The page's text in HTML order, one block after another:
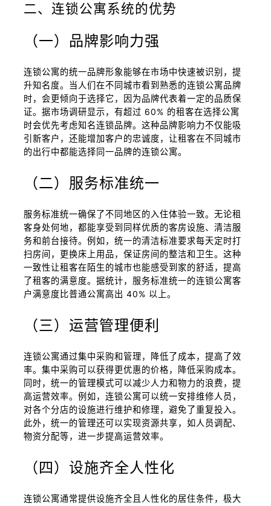
二、连锁公寓系统的优势
（一）品牌影响力强
连锁公寓的统一品牌形象能够在市场中快速被识别，提
升知名度。当人们在不同城市看到熟悉的连锁公寓品牌
时，会更倾向于选择它，因为品牌代表着一定的品质保
证。据市场调研显示，有超过 60% 的租客在选择公寓
时会优先考虑知名连锁品牌。这种品牌影响力不仅能吸
引新客户，还能增加客户的忠诚度，让租客在不同城市
的出行中都能选择同一品牌的连锁公寓。
（二）服务标准统一
服务标准统一确保了不同地区的入住体验一致。无论租
客身处何地，都能享受到同样优质的客房设施、清洁服
务和前台接待。例如，统一的清洁标准要求每天定时打
扫房间，更换床上用品，保证房间的整洁和卫生。这种
一致性让租客在陌生的城市也能感受到家的舒适，提高
了租客的满意度。据统计，服务标准统一的连锁公寓客
户满意度比普通公寓高出 40% 以上。
（三）运营管理便利
连锁公寓通过集中采购和管理，降低了成本，提高了效
率。集中采购可以获得更优惠的价格，降低采购成本。
同时，统一的管理模式可以减少人力和物力的浪费，提
高运营效率。例如，连锁公寓可以统一安排维修人员，
对各个分店的设施进行维护和修理，避免了重复投入。
此外，统一的管理还可以实现资源共享，如人员调配、
物资分配等，进一步提高运营效率。
（四）设施齐全人性化
连锁公寓通常提供设施齐全且人性化的居住条件，极大